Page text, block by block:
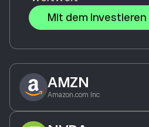
Mit dem
AMZN
Amazon.com Inc